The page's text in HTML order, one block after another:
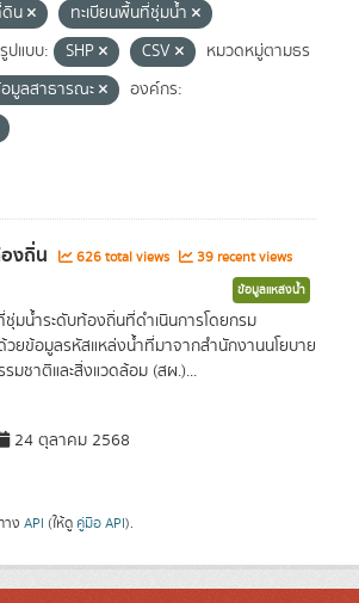
น
ทะเบียนพื้นที่ชุ่มน้ำ
รูปแบบ: SHP CSV
หมวดหมู่ตามธร
มูลสาธารณะ
องค์กร:
งถิ่น 626 total views 39 recent views
ข้อมูลแหล่งน้ำ
น้ำระดับท้องถิ่นที่ดำเนินการโดยกรม
ยข้อมูลรหัสแหล่งน้ำที่มาจากสำนักงานนโยบาย
มชาติและสิ่งแวดล้อม (สผ.)...
24 ตุลาคม 2568
ง API (ให้ดู คู่มือ API).